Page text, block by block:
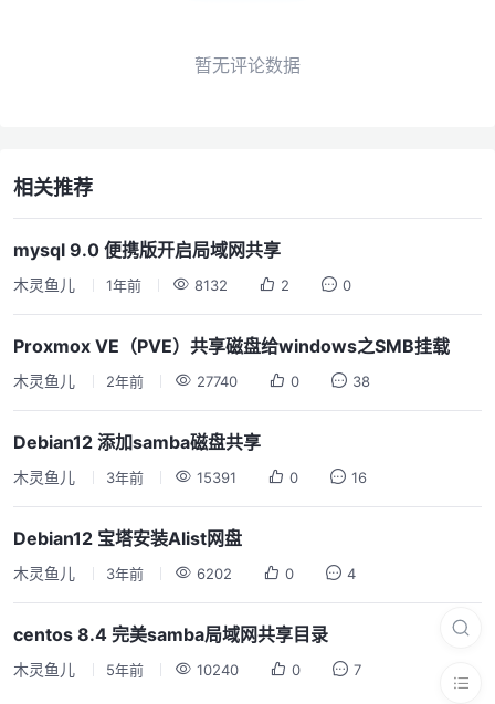
暂无评论数据
相关推荐
mysql 9.0 便携版开启局域网共享
木灵鱼儿 1年前 8132 2 0
Proxmox VE（PVE）共享磁盘给windows之SMB挂载
木灵鱼儿 2年前 27740 0 38
Debian12 添加samba磁盘共享
木灵鱼儿 3年前 15391 0 16
Debian12 宝塔安装Alist网盘
木灵鱼儿 3年前 6202 0 4
centos 8.4 完美samba局域网共享目录
木灵鱼儿 5年前 10240 0 7